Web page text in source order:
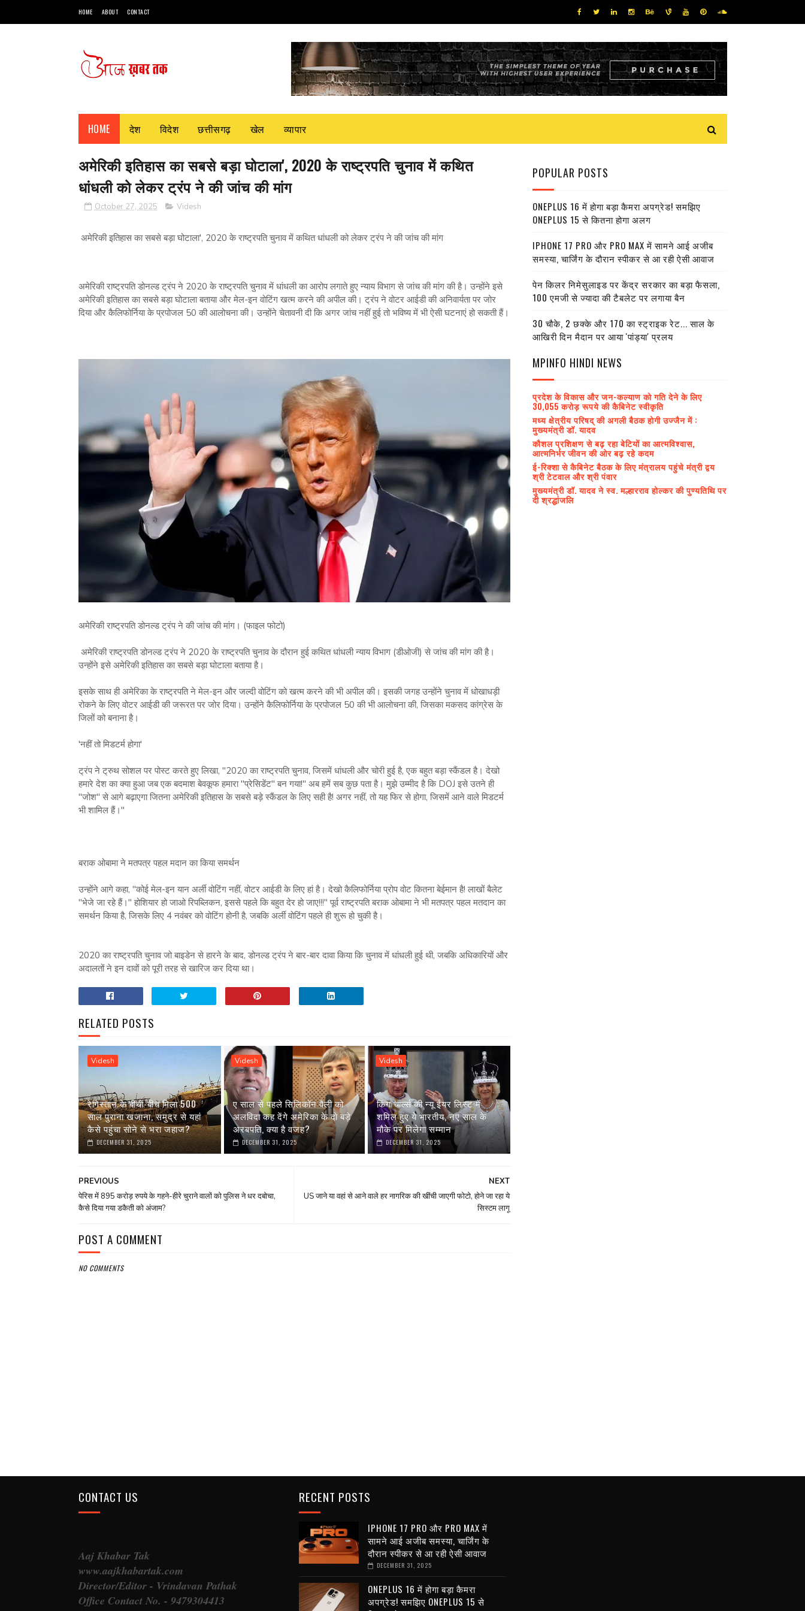
HOME ABOUT CONTACT
HOME देश विदेश छत्तीसगढ़ खेल व्यापार
अमेरिकी इतिहास का सबसे बड़ा घोटाला', 2020 के राष्ट्रपति चुनाव में कथित
धांधली को लेकर ट्रंप ने की जांच की मांग
October 27, 2025 Videsh
अमेरिकी इतिहास का सबसे बड़ा घोटाला', 2020 के राष्ट्रपति चुनाव में कथित धांधली को लेकर ट्रंप ने की जांच की मांग
अमेरिकी राष्ट्रपति डोनल्ड ट्रंप ने 2020 के राष्ट्रपति चुनाव में धांधली का आरोप लगाते हुए न्याय विभाग से जांच की मांग की है। उन्होंने इसे
अमेरिकी इतिहास का सबसे बड़ा घोटाला बताया और मेल-इन वोटिंग खत्म करने की अपील की। ट्रंप ने वोटर आईडी की अनिवार्यता पर जोर
दिया और कैलिफोर्निया के प्रपोजल 50 की आलोचना की। उन्होंने चेतावनी दी कि अगर जांच नहीं हुई तो भविष्य में भी ऐसी घटनाएं हो सकती हैं।
अमेरिकी राष्ट्रपति डोनल्ड ट्रंप ने की जांच की मांग। (फाइल फोटो)
अमेरिकी राष्ट्रपति डोनल्ड ट्रंप ने 2020 के राष्ट्रपति चुनाव के दौरान हुई कथित धांधली न्याय विभाग (डीओजी) से जांच की मांग की है।
उन्होंने इसे अमेरिकी इतिहास का सबसे बड़ा घोटाला बताया है।
इसके साथ ही अमेरिका के राष्ट्रपति ने मेल-इन और जल्दी वोटिंग को खत्म करने की भी अपील की। इसकी जगह उन्होंने चुनाव में धोखाधड़ी
रोकने के लिए वोटर आईडी की जरूरत पर जोर दिया। उन्होंने कैलिफोर्निया के प्रपोजल 50 की भी आलोचना की, जिसका मकसद कांग्रेस के
जिलों को बनाना है।
'नहीं तो मिडटर्म होगा'
ट्रंप ने ट्रुथ सोशल पर पोस्ट करते हुए लिखा, "2020 का राष्ट्रपति चुनाव, जिसमें धांधली और चोरी हुई है, एक बहुत बड़ा स्कैंडल है। देखो
हमारे देश का क्या हुआ जब एक बदमाश बेवकूफ हमारा "प्रेसिडेंट" बन गया!" अब हमें सब कुछ पता है। मुझे उम्मीद है कि DOJ इसे उतने ही
"जोश" से आगे बढ़ाएगा जितना अमेरिकी इतिहास के सबसे बड़े स्कैंडल के लिए सही है! अगर नहीं, तो यह फिर से होगा, जिसमें आने वाले मिडटर्म
भी शामिल हैं।"
बराक ओबामा ने मतपत्र पहल मदान का किया समर्थन
उन्होंने आगे कहा, "कोई मेल-इन यान अर्ली वोटिंग नहीं, वोटर आईडी के लिए हां है। देखो कैलिफोर्निया प्रोप वोट कितना बेईमान है! लाखों बैलेट
"भेजे जा रहे हैं।" होशियार हो जाओ रिपब्लिकन, इससे पहले कि बहुत देर हो जाए!!!" पूर्व राष्ट्रपति बराक ओबामा ने भी मतपत्र पहल मतदान का
समर्थन किया है, जिसके लिए 4 नवंबर को वोटिंग होनी है, जबकि अर्ली वोटिंग पहले ही शुरू हो चुकी है।
2020 का राष्ट्रपति चुनाव जो बाइडेन से हारने के बाद, डोनल्ड ट्रंप ने बार-बार दावा किया कि चुनाव में धांधली हुई थी, जबकि अधिकारियों और
अदालतों ने इन दावों को पूरी तरह से खारिज कर दिया था।
RELATED POSTS
Videsh
रेगिस्तान के बीचों-बीच मिला 500
साल पुराना खजाना, समुद्र से यहां
कैसे पहुंचा सोने से भरा जहाज?
DECEMBER 31, 2025
Videsh
ए साल से पहले सिलिकॉन वैली को
अलविदा कह देंगे अमेरिका के दो बड़े
अरबपति, क्या है वजह?
DECEMBER 31, 2025
Videsh
किंग चार्ल्स की न्यू ईयर लिस्ट में
शमिल हुए ये भारतीय, नए साल के
मौके पर मिलेगा सम्मान
DECEMBER 31, 2025
NEXT
US जाने या वहां से आने वाले हर नागरिक की खींची जाएगी फोटो, होने जा रहा ये
सिस्टम लागू
PREVIOUS
पेरिस में 895 करोड़ रुपये के गहने-हीरे चुराने वालों को पुलिस ने धर दबोचा,
कैसे दिया गया डकैती को अंजाम?
POST A COMMENT
NO COMMENTS
POPULAR POSTS
ONEPLUS 16 में होगा बड़ा कैमरा अपग्रेड! समझिए
ONEPLUS 15 से कितना होगा अलग
IPHONE 17 PRO और PRO MAX में सामने आई अजीब
समस्या, चार्जिंग के दौरान स्पीकर से आ रही ऐसी आवाज
पेन किलर निमेसुलाइड पर केंद्र सरकार का बड़ा फैसला,
100 एमजी से ज्यादा की टैबलेट पर लगाया बैन
30 चौके, 2 छक्के और 170 का स्ट्राइक रेट... साल के
आखिरी दिन मैदान पर आया 'पांड्या' प्रलय
MPINFO HINDI NEWS
प्रदेश के विकास और जन-कल्याण को गति देने के लिए
30,055 करोड़ रूपये की कैबिनेट स्वीकृति
मध्य क्षेत्रीय परिषद् की अगली बैठक होगी उज्जैन में :
मुख्यमंत्री डॉ. यादव
कौशल प्रशिक्षण से बढ़ रहा बेटियों का आत्मविश्वास,
आत्मनिर्भर जीवन की ओर बढ़ रहे कदम
ई-रिक्शा से कैबिनेट बैठक के लिए मंत्रालय पहुंचे मंत्री द्वय
श्री टेटवाल और श्री पंवार
मुख्यमंत्री डॉ. यादव ने स्व. मल्हारराव होल्कर की पुण्यतिथि पर
दी श्रद्धांजलि
CONTACT US
Aaj Khabar Tak
www.aajkhabartak.com
Director/Editor - Vrindavan Pathak
Office Contact No. - 9479304413
RECENT POSTS
IPHONE 17 PRO और PRO MAX में
सामने आई अजीब समस्या, चार्जिंग के
दौरान स्पीकर से आ रही ऐसी आवाज
DECEMBER 31, 2025
ONEPLUS 16 में होगा बड़ा कैमरा
अपग्रेड! समझिए ONEPLUS 15 से